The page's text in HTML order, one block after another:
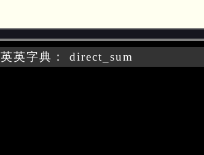
英英字典： direct_sum